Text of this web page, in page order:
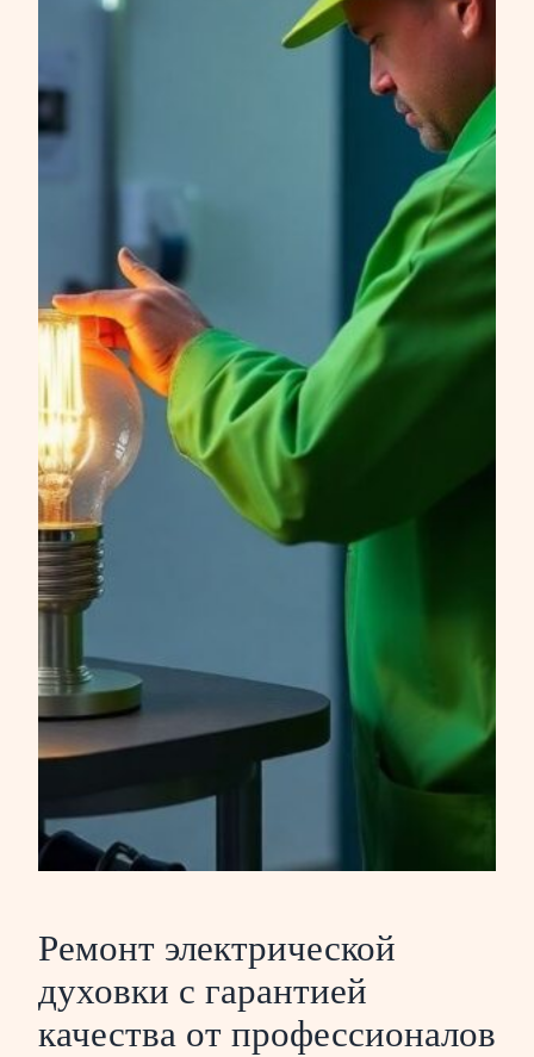
Ремонт электрической
духовки с гарантией
качества от профессионалов